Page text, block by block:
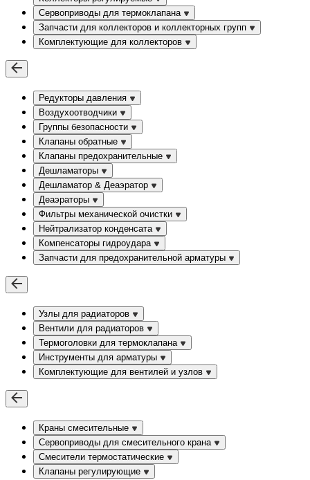
Сервоприводы для термоклапана
Запчасти для коллекторов и коллекторных групп
Комплектующие для коллекторов
Редукторы давления
Воздухоотводчики
Группы безопасности
Клапаны обратные
Клапаны предохранительные
Дешламаторы
Дешламатор & Деаэратор
Деаэраторы
Фильтры механической очистки
Нейтрализатор конденсата
Компенсаторы гидроудара
Запчасти для предохранительной арматуры
Узлы для радиаторов
Вентили для радиаторов
Термоголовки для термоклапана
Инструменты для арматуры
Комплектующие для вентилей и узлов
Краны смесительные
Сервоприводы для смесительного крана
Смесители термостатические
Клапаны регулирующие